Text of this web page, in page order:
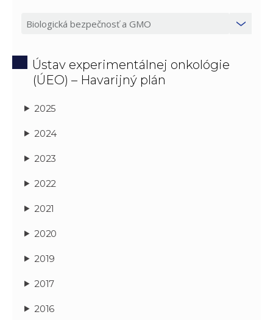
Ústav experimentálnej onkológie
(ÚEO) – Havarijný plán
2025
2024
2023
2022
2021
2020
2019
2017
2016